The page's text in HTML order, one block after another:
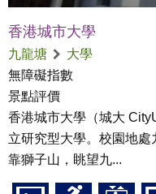
香港城市大學
九龍塘
大學
無障礙指數
景點評價
香港城市大學（城大
立研究型大學。校園地
靠獅子山，眺望九...